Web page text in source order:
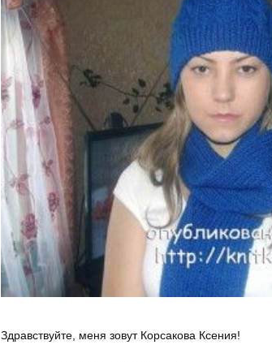
Здравствуйте, меня зовут Корсакова Ксения!